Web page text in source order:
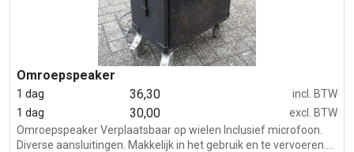
Omroepspeaker
1 dag 36,30
incl. BTW
1 dag
30,00
excl. BTW
Omroepspeaker Verplaatsbaar op wielen Inclusief microfoon.
Diverse aansluitingen. Makkelijk in het gebruik en te vervoeren.